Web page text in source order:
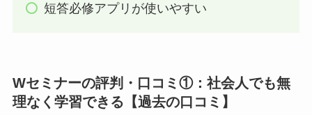
短答必修アプリが使いやすい
Wセミナーの評判・口コミ①：社会人でも無
理なく学習できる【過去の口コミ】